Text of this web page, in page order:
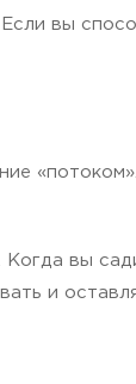
вы
вы
и